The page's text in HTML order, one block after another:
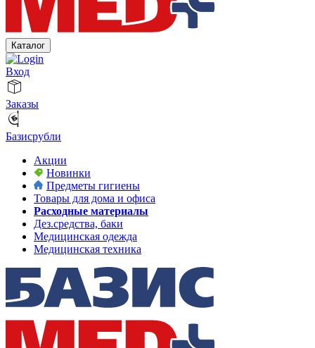
Каталог
Вход
Заказы
Базисрубли
Акции
Новинки
Предметы гигиены
Товары для дома и офиса
Расходные материалы
Дез.средства, баки
Медицинская одежда
Медицинская техника